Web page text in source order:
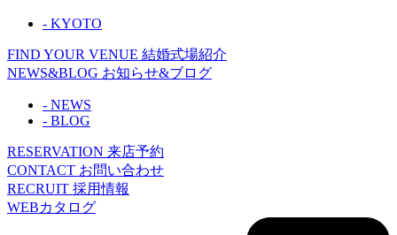
- KYOTO
FIND YOUR VENUE 結婚式場紹介
NEWS&BLOG お知らせ&ブログ
- NEWS
- BLOG
RESERVATION 来店予約
CONTACT お問い合わせ
RECRUIT 採用情報
WEBカタログ